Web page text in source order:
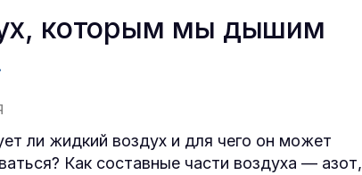
которым мы дышим
ли жидкий воздух и для чего он может
Как составные части воздуха — азот,